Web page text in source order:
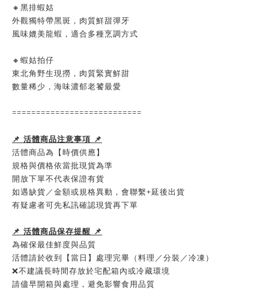
🔸黑排蝦姑
外觀獨特帶黑斑，肉質鮮甜彈牙
風味媲美龍蝦，適合多種烹調方式
🔸蝦姑拍仔
東北角野生現撈，肉質緊實鮮甜
數量稀少，海味濃郁老饕最愛
===========================
📌 活體商品注意事項 📌
活體商品為【時價供應】
規格與價格依當批現貨為準
開放下單不代表保證有貨
如遇缺貨／金額或規格異動，會聯繫+延後出貨
有疑慮者可先私訊確認現貨再下單
📌 活體商品保存提醒 📌
為確保最佳鮮度與品質
活體請於收到【當日】處理完畢（料理／分裝／冷凍）
❌不建議長時間存放於宅配箱內或冷藏環境
請儘早開箱與處理，避免影響食用品質